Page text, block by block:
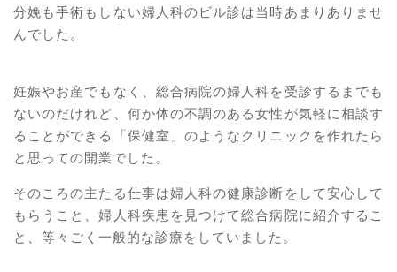
分娩も手術もしない婦人科のビル診は当時あまりありませ
んでした。
妊娠やお産でもなく、総合病院の婦人科を受診するまでも
ないのだけれど、何か体の不調のある女性が気軽に相談す
ることができる「保健室」のようなクリニックを作れたら
と思っての開業でした。
そのころの主たる仕事は婦人科の健康診断をして安心して
もらうこと、婦人科疾患を見つけて総合病院に紹介するこ
と、等々ごく一般的な診療をしていました。